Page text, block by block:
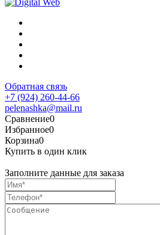
Обратная связь
+7 (924) 260-44-66
pelenashka@mail.ru
Сравнение0
Избранное0
Корзина0
Купить в один клик
Заполните данные для заказа